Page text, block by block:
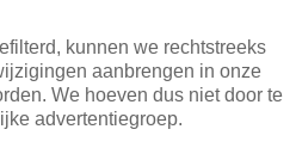
kunnen we rechtstreeks
aanbrengen in onze
We hoeven dus niet door te
advertentiegroep.